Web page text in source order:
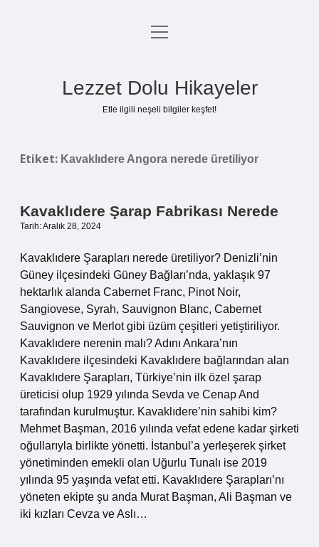
Anasayfa
menüyü
Lezzet Dolu Hikayeler
Etle ilgili neşeli bilgiler keşfet!
Etiket: Kavaklıdere Angora nerede üretiliyor
Kavaklıdere Şarap Fabrikası Nerede
Tarih: Aralık 28, 2024
Kavaklıdere Şarapları nerede üretiliyor? Denizli’nin
Güney ilçesindeki Güney Bağları’nda, yaklaşık 97
hektarlık alanda Cabernet Franc, Pinot Noir,
Sangiovese, Syrah, Sauvignon Blanc, Cabernet
Sauvignon ve Merlot gibi üzüm çeşitleri yetiştiriliyor.
Kavaklıdere nerenin malı? Adını Ankara’nın
Kavaklıdere ilçesindeki Kavaklıdere bağlarından alan
Kavaklıdere Şarapları, Türkiye’nin ilk özel şarap
üreticisi olup 1929 yılında Sevda ve Cenap And
tarafından kurulmuştur. Kavaklıdere’nin sahibi kim?
Mehmet Başman, 2016 yılında vefat edene kadar şirketi
oğullarıyla birlikte yönetti. İstanbul’a yerleşerek şirket
yönetiminden emekli olan Uğurlu Tunalı ise 2019
yılında 95 yaşında vefat etti. Kavaklıdere Şarapları’nı
yöneten ekipte şu anda Murat Başman, Ali Başman ve
iki kızları Cevza ve Aslı…